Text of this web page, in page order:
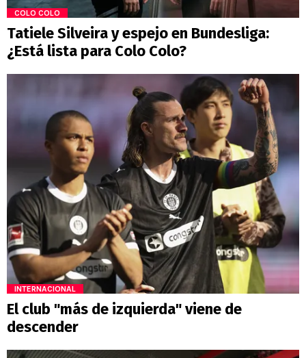
COLO COLO
Tatiele Silveira y espejo en Bundesliga:
¿Está lista para Colo Colo?
INTERNACIONAL
El club "más de izquierda" viene de
descender